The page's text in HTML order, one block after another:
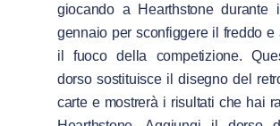
giocando a Hearthstone durante
gennaio per sconfiggere il freddo e
il fuoco della competizione.
dorso sostituisce il disegno del
carte e mostrerà i risultati che hai